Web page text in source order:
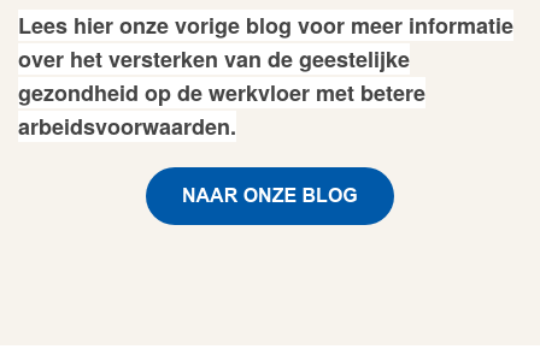
Lees hieronze vorige blog voor meer informatie
over het versterken van de geestelijke
gezondheid op de werkvloer met betere
arbeidsvoorwaarden.